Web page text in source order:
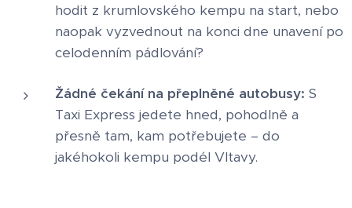
hodit z krumlovského kempu na start, nebo
naopak vyzvednout na konci dne unavení po
celodenním pádlování?
Žádné čekání na přeplněné autobusy: S
Taxi Express jedete hned, pohodlně a
přesně tam, kam potřebujete – do
jakéhokoli kempu podél Vltavy.